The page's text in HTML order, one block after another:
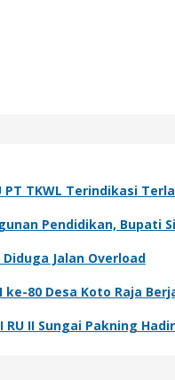
PT TKWL Terindikasi
Pendidikan, Bupati
Jalan Overload
80 Desa Koto Raja
RU II Sungai Pakning